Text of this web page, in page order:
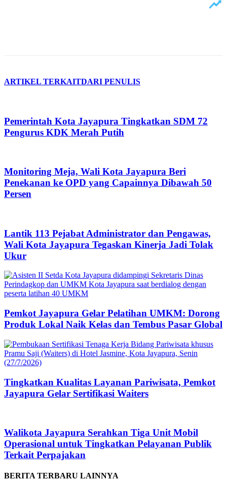
ARTIKEL TERKAITDARI PENULIS
Pemerintah Kota Jayapura Tingkatkan SDM 72
Pengurus KDK Merah Putih
Monitoring Meja, Wali Kota Jayapura Beri
Penekanan ke OPD yang Capainnya Dibawah 50
Persen
Lantik 113 Pejabat Administrator dan Pengawas,
Wali Kota Jayapura Tegaskan Kinerja Jadi Tolak
Ukur
Pemkot Jayapura Gelar Pelatihan UMKM: Dorong
Produk Lokal Naik Kelas dan Tembus Pasar Global
Tingkatkan Kualitas Layanan Pariwisata, Pemkot
Jayapura Gelar Sertifikasi Waiters
Walikota Jayapura Serahkan Tiga Unit Mobil
Operasional untuk Tingkatkan Pelayanan Publik
Terkait Perpajakan
BERITA TERBARU LAINNYA